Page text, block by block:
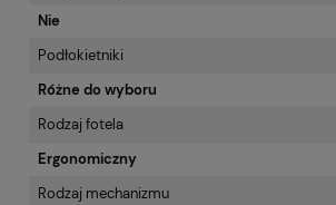
Nie
Podłokietniki
Różne do wyboru
Rodzaj fotela
Ergonomiczny
Rodzaj mechanizmu